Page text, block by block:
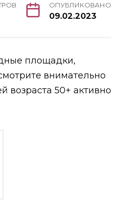
ОПУБЛИКОВАНО
09.02.2023
площадки,
внимательно
возраста 50+ активно